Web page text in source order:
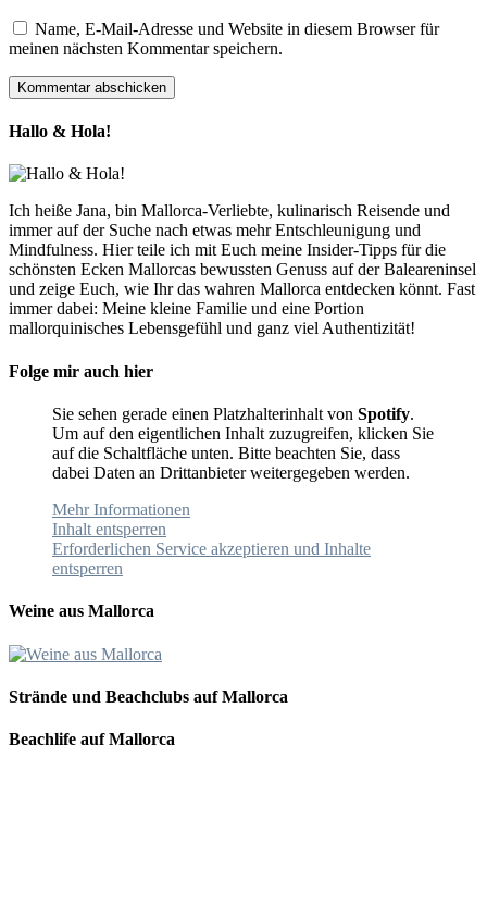
Name, E-Mail-Adresse und Website in diesem Browser für
meinen nächsten Kommentar speichern.
Hallo & Hola!
Ich heiße Jana, bin Mallorca-Verliebte, kulinarisch Reisende und
immer auf der Suche nach etwas mehr Entschleunigung und
Mindfulness. Hier teile ich mit Euch meine Insider-Tipps für die
schönsten Ecken Mallorcas bewussten Genuss auf der Baleareninsel
und zeige Euch, wie Ihr das wahren Mallorca entdecken könnt. Fast
immer dabei: Meine kleine Familie und eine Portion
mallorquinisches Lebensgefühl und ganz viel Authentizität!
Folge mir auch hier
Sie sehen gerade einen Platzhalterinhalt von Spotify.
Um auf den eigentlichen Inhalt zuzugreifen, klicken Sie
auf die Schaltfläche unten. Bitte beachten Sie, dass
dabei Daten an Drittanbieter weitergegeben werden.
Mehr Informationen
Inhalt entsperren
Erforderlichen Service akzeptieren und Inhalte
entsperren
Weine aus Mallorca
Strände und Beachclubs auf Mallorca
Beachlife auf Mallorca